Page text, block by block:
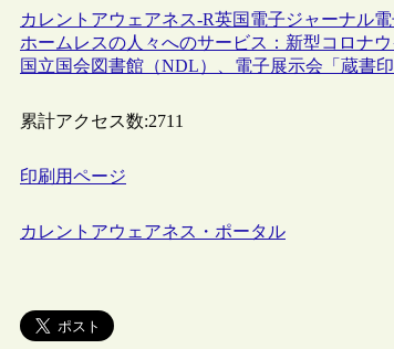
カレントアウェアネス-R英国 電子ジャーナル
ホームレスの人々へのサービス：新型コロナ
国立国会図書館（NDL）、電子展示会「蔵書
累計アクセス数:2711
印刷用ページ
カレントアウェアネス・ポータル